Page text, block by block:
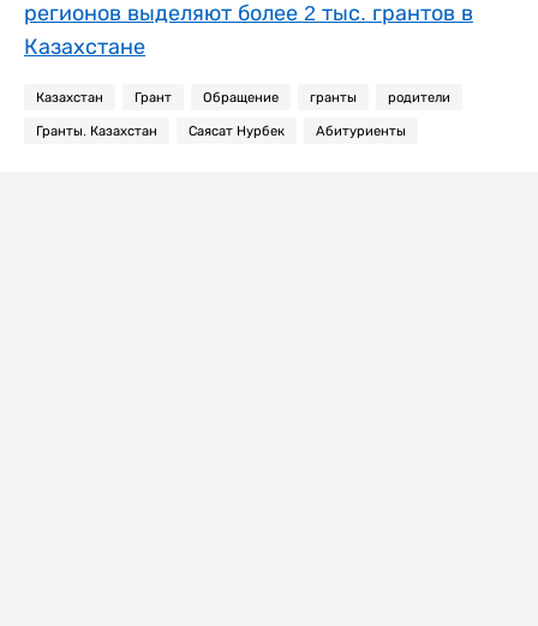
регионов выделяют более 2 тыс. грантов в
Казахстане
Казахстан Грант Обращение гранты родители
Гранты. Казахстан Саясат Нурбек Абитуриенты